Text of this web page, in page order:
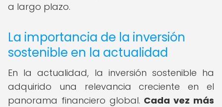
a largo plazo.
La importancia de la inversión
sostenible en la actualidad
En la actualidad, la inversión sostenible ha
adquirido una relevancia creciente en el
panorama financiero global. Cada vez más